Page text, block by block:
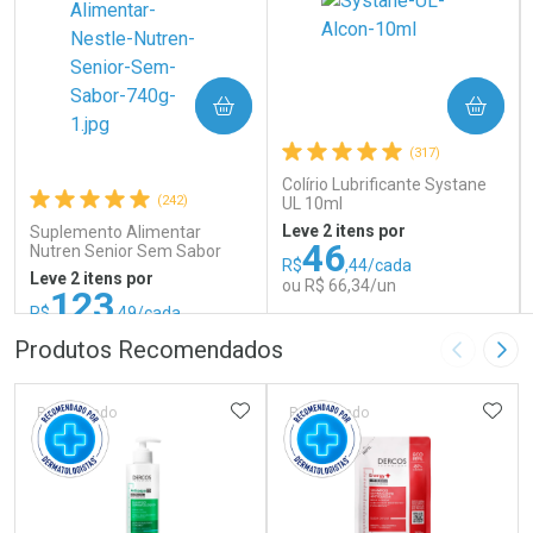
(242)
Suplemento Alimentar
Nutren Senior Sem Sabor
740g
Leve 2 itens por
R$123,49/cada
COMPRAR
FECHAR
FECHAR
Por Menos
(317)
Colírio Lubrificante Systane
UL 10ml
Leve 2 itens por
R$46,44/cada
ou R$ 66,34/un
COMPRAR
Por Menos
Produtos Recomendados Imagem
Patrocinado ADICIONAR AOS FAVORITOS
Patrocinado